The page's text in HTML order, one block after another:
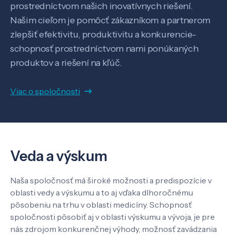
O nás
Kontakt
prostredníctvom našich inovatívnych riešení.
Našim cieľom je pomôcť zákazníkom a partnerom
zlepšiť efektivitu, produktivitu a konkurencie-
schopnosť prostredníctvom nami ponúkaných
produktov a riešení na kľúč.
Viac o spoločnosti
Veda a výskum
Naša spoločnosť má široké možnosti a predispozície v
oblasti vedy a výskumu a to aj vďaka dlhoročnému
pôsobeniu na trhu v oblasti medicíny. Schopnosť
spoločnosti pôsobiť aj v oblasti výskumu a vývoja, je pre
nás zdrojom konkurenčnej výhody, možnosť zavádzania